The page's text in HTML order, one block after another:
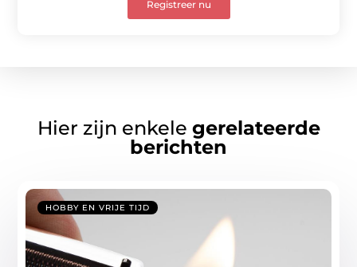
Registreer nu
Hier zijn enkele gerelateerde
berichten
HOBBY EN VRIJE TIJD